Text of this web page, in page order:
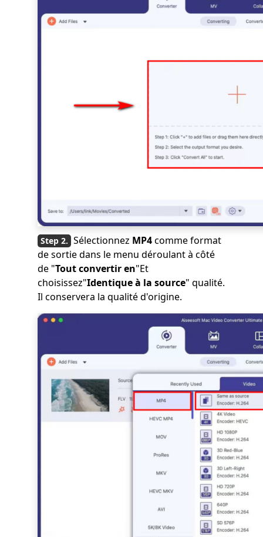
Sélectionnez MP4comme format
de sortie dans le menu déroulant à côté
de "Tout convertir en"Et
choisissez"Identique à la source" qualité.
Il conservera la qualité d'origine.